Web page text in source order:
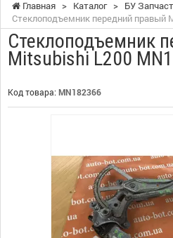
Главная > Каталог > БУ
Стеклоподъемник передний правый
Стеклоподъемник
Mitsubishi L200
Код товара: MN182366